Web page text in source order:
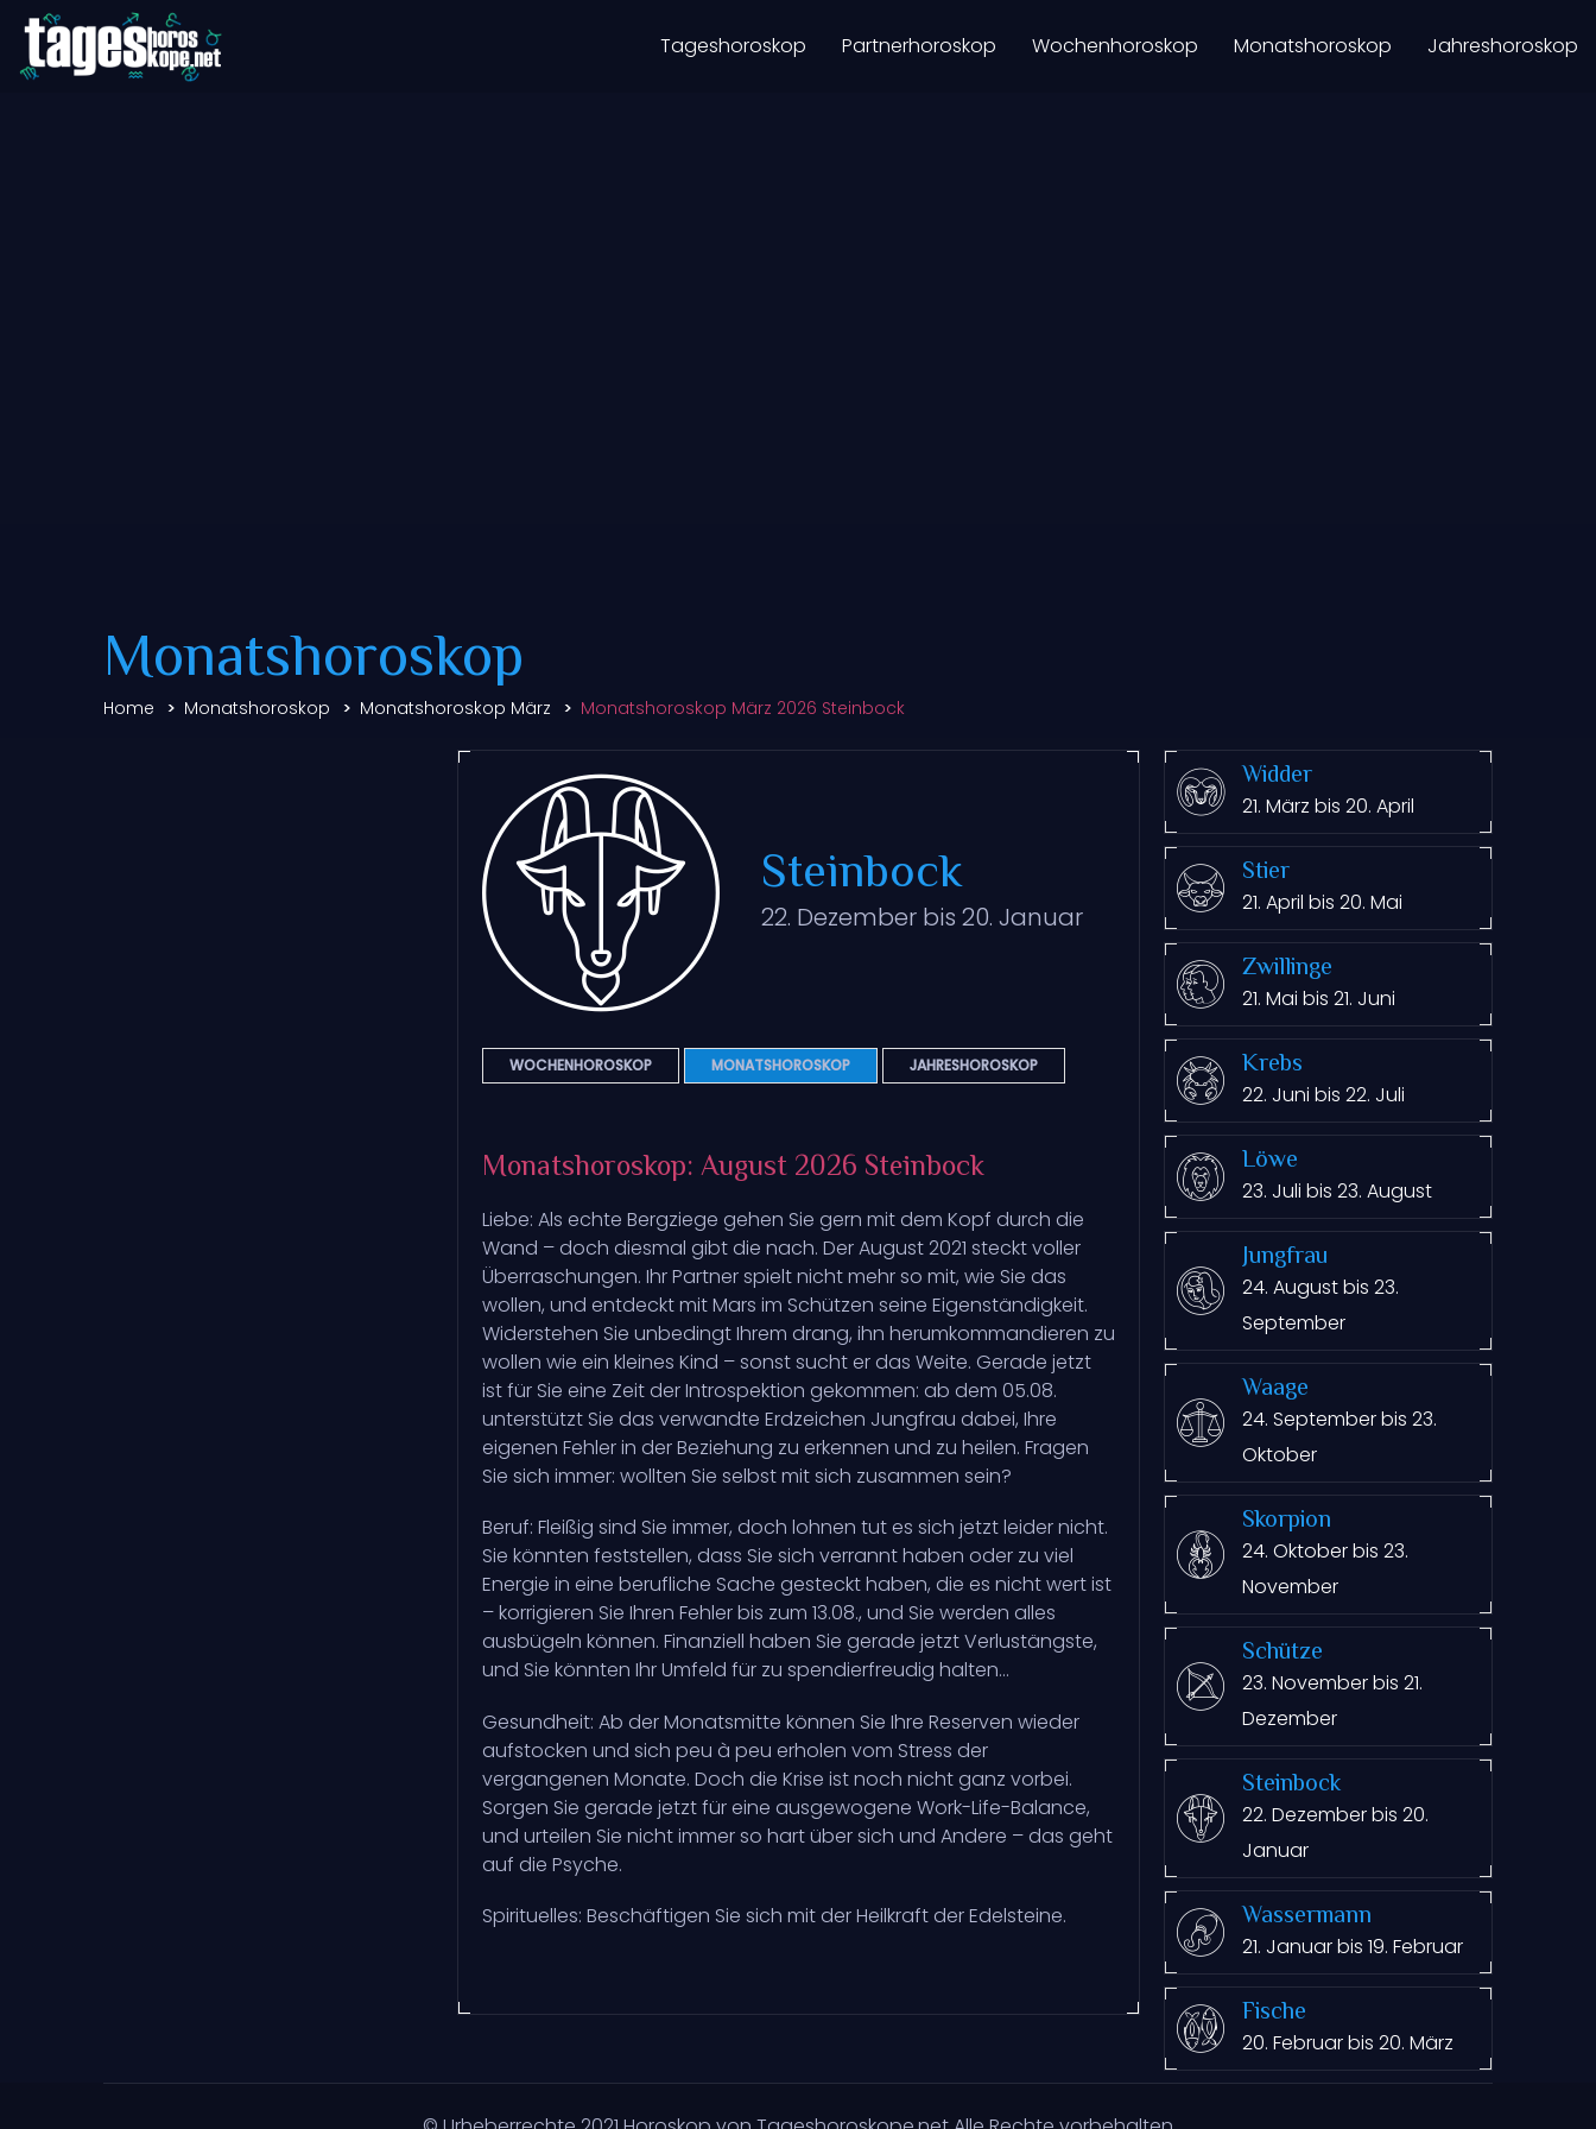
Tageshoroskop Partnerhoroskop Wochenhoroskop Monatshoroskop Jahreshoroskop
Monatshoroskop
Home Monatshoroskop Monatshoroskop März Monatshoroskop März 2026 Steinbock
Steinbock
22. Dezember bis 20. Januar
WOCHENHOROSKOP MONATSHOROSKOP JAHRESHOROSKOP
Monatshoroskop: August 2026 Steinbock
Liebe: Als echte Bergziege gehen Sie gern mit dem Kopf durch die
Wand – doch diesmal gibt die nach. Der August 2021 steckt voller
Überraschungen. Ihr Partner spielt nicht mehr so mit, wie Sie das
wollen, und entdeckt mit Mars im Schützen seine Eigenständigkeit.
Widerstehen Sie unbedingt Ihrem drang, ihn herumkommandieren zu
wollen wie ein kleines Kind – sonst sucht er das Weite. Gerade jetzt
ist für Sie eine Zeit der Introspektion gekommen: ab dem 05.08.
unterstützt Sie das verwandte Erdzeichen Jungfrau dabei, Ihre
eigenen Fehler in der Beziehung zu erkennen und zu heilen. Fragen
Sie sich immer: wollten Sie selbst mit sich zusammen sein?
Beruf: Fleißig sind Sie immer, doch lohnen tut es sich jetzt leider nicht.
Sie könnten feststellen, dass Sie sich verrannt haben oder zu viel
Energie in eine berufliche Sache gesteckt haben, die es nicht wert ist
– korrigieren Sie Ihren Fehler bis zum 13.08., und Sie werden alles
ausbügeln können. Finanziell haben Sie gerade jetzt Verlustängste,
und Sie könnten Ihr Umfeld für zu spendierfreudig halten…
Gesundheit: Ab der Monatsmitte können Sie Ihre Reserven wieder
aufstocken und sich peu à peu erholen vom Stress der
vergangenen Monate. Doch die Krise ist noch nicht ganz vorbei.
Sorgen Sie gerade jetzt für eine ausgewogene Work-Life-Balance,
und urteilen Sie nicht immer so hart über sich und Andere – das geht
auf die Psyche.
Spirituelles: Beschäftigen Sie sich mit der Heilkraft der Edelsteine.
Widder
21. März bis 20. April
Stier
21. April bis 20. Mai
Zwillinge
21. Mai bis 21. Juni
Krebs
22. Juni bis 22. Juli
Löwe
23. Juli bis 23. August
Jungfrau
24. August bis 23.
September
Waage
24. September bis 23.
Oktober
Skorpion
24. Oktober bis 23.
November
Schütze
23. November bis 21.
Dezember
Steinbock
22. Dezember bis 20.
Januar
Wassermann
21. Januar bis 19. Februar
Fische
20. Februar bis 20. März